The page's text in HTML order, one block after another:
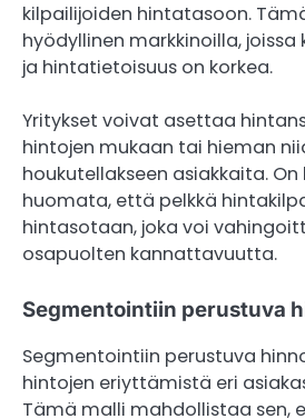
kilpailijoiden hintatasoon.
hyödyllinen markkinoilla, joissa
ja hintatietoisuus on korkea.
Yritykset voivat asettaa
hintojen mukaan tai hieman
houkutellakseen asiakkaita.
huomata, että pelkkä
hintasotaan, joka voi
osapuolten kannattavuutta.
Segmentointiin perustuva
Segmentointiin perustuva
hintojen eriyttämistä eri
Tämä malli mahdollistaa sen,